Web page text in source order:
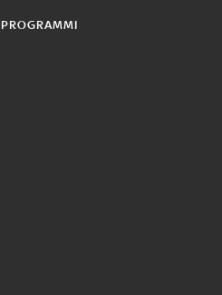
PROGRAMMI